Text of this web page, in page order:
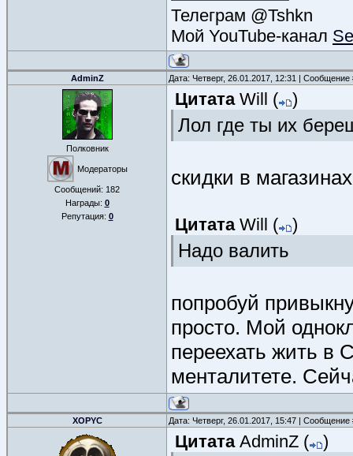
Телеграм @Tshkn
Мой YouTube-канал
AdminZ Дата: Четверг, 26.01.2017, 12:31 |
Полковник
Модераторы
Сообщений: 182
Награды: 0
Репутация: 0
Цитата Will ( )
Лол где ты их
скидки в
Цитата Will ( )
Надо валить
попробуй
просто. Мой
переехать жить в
менталитете.
XOPYC Дата: Четверг, 26.01.2017, 15:47 |
Цитата AdminZ ( )